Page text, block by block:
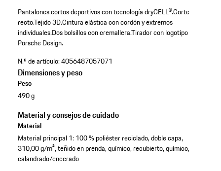
Pantalones cortos deportivos con tecnología dryCELL®.Corte
recto.Tejido 3D.Cintura elástica con cordón y extremos
individuales.Dos bolsillos con cremallera.Tirador con logotipo
Porsche Design.
N.º de artículo:4056487057071
Dimensiones y peso
Peso
490 g
Material y consejos de cuidado
Material
Material principal 1: 100 % poliéster reciclado, doble capa,
310,00 g/m², teñido en prenda, químico, recubierto, químico,
calandrado/encerado